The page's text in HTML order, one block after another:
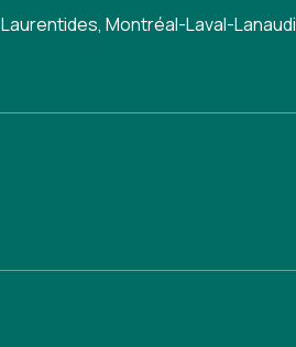
Laurentides, Montréal-Laval-